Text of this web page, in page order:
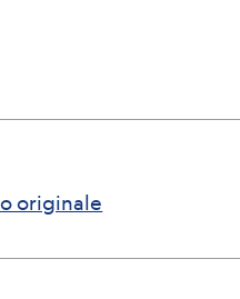
originale